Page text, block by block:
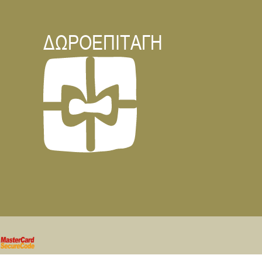
Προέλευση: Βιετνάμ
ΔΩΡΟΕΠΙΤΑΓΗ